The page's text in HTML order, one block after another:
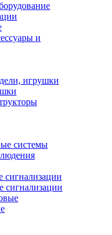
и
игрушки
системы
сигнализации